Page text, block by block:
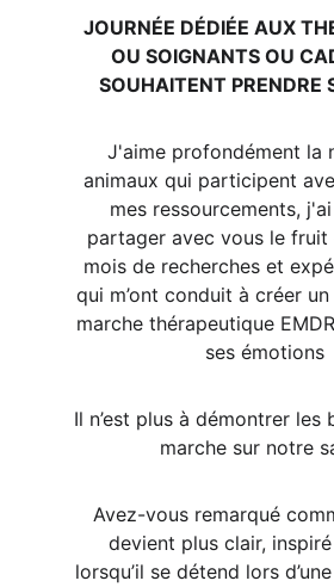
JOURNÉE DÉDIÉE AUX
OU SOIGNANTS OU
SOUHAITENT PRENDRE
J'aime profondément la
animaux qui participent
mes ressourcements,
partager avec vous le fruit
mois de recherches et
qui m’ont conduit à créer
marche thérapeutique
ses émotions
Il n’est plus à démontrer les
marche sur notre
Avez-vous remarqué
devient plus clair,
lorsqu’il se détend lors